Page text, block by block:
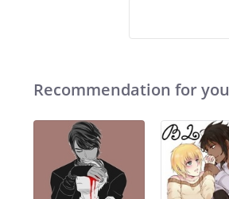
Recommendation for you